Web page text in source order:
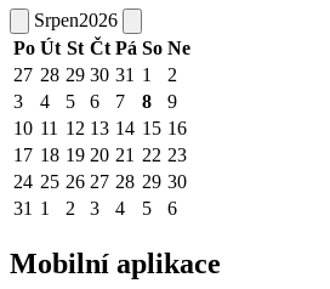
Srpen2026
Po Út St Čt Pá So Ne
27 28 29 30 31 1
2
3
4 5 6 7 8
9
10 11 12 13 14 15 16
17 18 19 20 21 22 23
24 25 26 27 28 29 30
31 1 2 3 4 5 6
Mobilní aplikace